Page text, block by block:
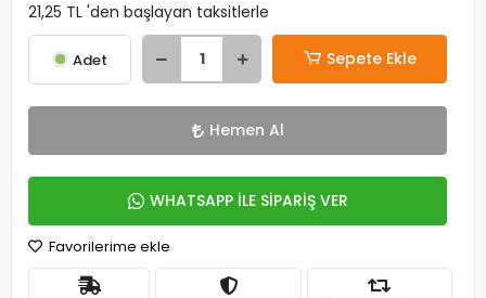
21,25 TL 'den başlayan taksitlerle
Adet Sepete Ekle
Hemen Al
WHATSAPP İLE SİPARİŞ VER
Favorilerime ekle